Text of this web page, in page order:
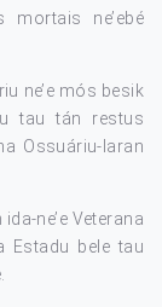
mortais ne’ebé
ne’e mós besik
tau tán restus
Ossuáriu-laran
ne’e Veterana
Estadu bele tau